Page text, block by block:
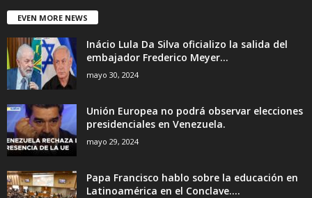
EVEN MORE NEWS
Inácio Lula Da Silva oficializo la salida del
embajador Frederico Meyer...
mayo 30, 2024
Unión Europea no podrá observar elecciones
presidenciales en Venezuela.
mayo 29, 2024
Papa Francisco hablo sobre la educación en
Latinoamérica en el Conclave....